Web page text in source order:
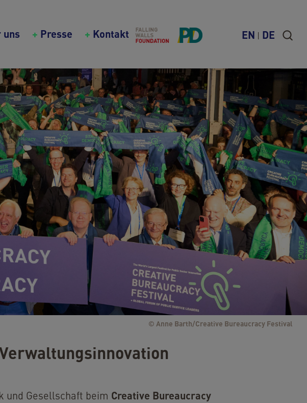
uns Presse Kontakt EN DE
© Anne Barth/Creative Bureaucracy Festival
und Gesellschaft beim Creative Bureaucracy